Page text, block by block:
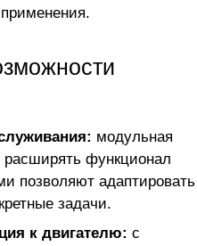
модульная
расширять функционал
позволяют адаптировать
задачи.
к двигателю: с